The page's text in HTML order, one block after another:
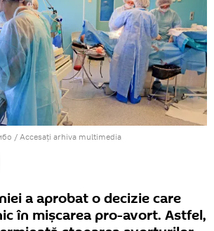
/ Accesați arhiva multimedia
a aprobat o decizie care
în mișcarea pro-avort. Astfel,